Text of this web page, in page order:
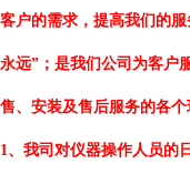
客户的需求，提高我们的服
永远” ；是我们公司为客户
售、安装及售后服务的各个
1、我司对仪器操作人员的